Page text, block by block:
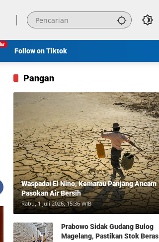
Follow on Tiktok
Pangan
Waspadai El Nino, Kemarau Panjang Ancam
Pasokan Air Bersih
Rabu, 1 Juli 2026, 15:36 WIB
Prabowo Sidak Gudang Bulog
Magelang, Pastikan Stok Beras